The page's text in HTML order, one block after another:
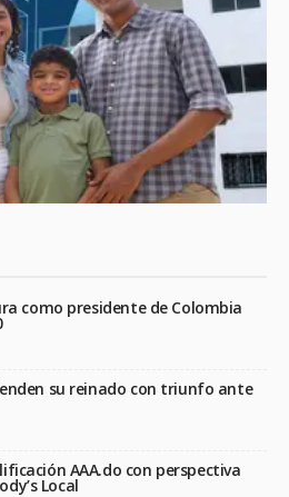
como presidente de Colombia
su reinado con triunfo ante
AAA.do con perspectiva
Local